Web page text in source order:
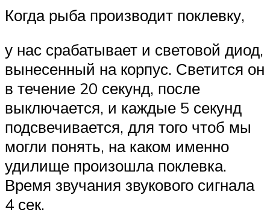
Когда рыба производит поклевку,
у нас срабатывает и световой диод,
вынесенный на корпус. Светится он
в течение 20 секунд, после
выключается, и каждые 5 секунд
подсвечивается, для того чтоб мы
могли понять, на каком именно
удилище произошла поклевка.
Время звучания звукового сигнала
4 сек.